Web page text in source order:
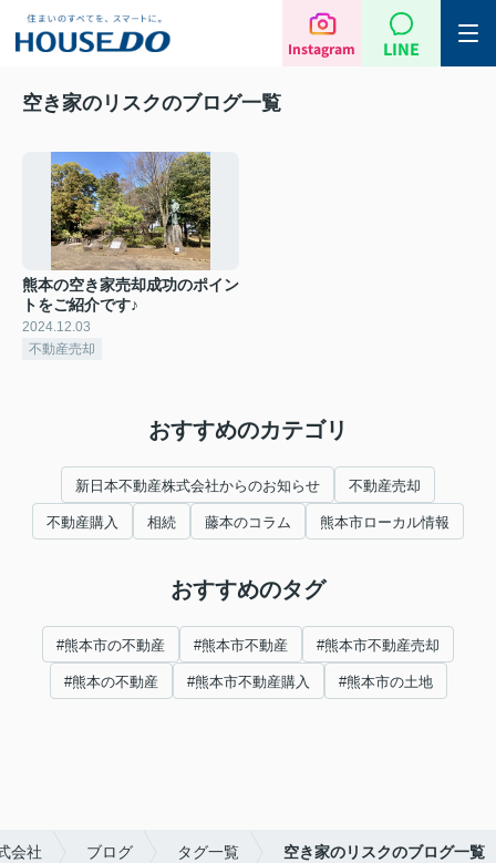
Instagram LINE
空き家のリスクのブログ一覧
熊本の空き家売却成功のポイン
トをご紹介です♪
2024.12.03
不動産売却
おすすめのカテゴリ
新日本不動産株式会社からのお知らせ 不動産売却
不動産購入 相続 藤本のコラム 熊本市ローカル情報
おすすめのタグ
#熊本市の不動産 #熊本市不動産 #熊本市不動産売却
#熊本の不動産 #熊本市不動産購入 #熊本市の土地
会社 ブログ タグ一覧 空き家のリスクのブログ一覧